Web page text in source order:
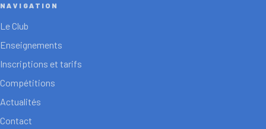
NAVIGATION
Le Club
Enseignements
Inscriptions et tarifs
Compétitions
Actualités
Contact